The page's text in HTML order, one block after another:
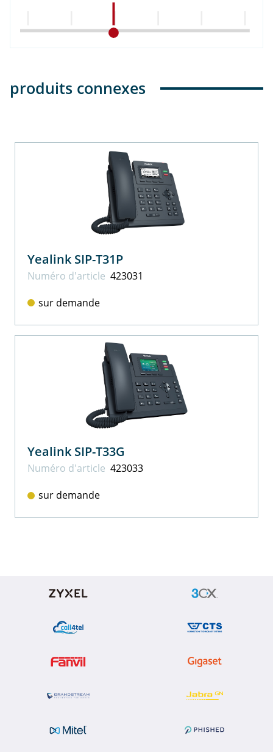
produits connexes
Yealink SIP-T31P
Numéro d'article 423031
sur demande
Yealink SIP-T33G
Numéro d'article 423033
sur demande